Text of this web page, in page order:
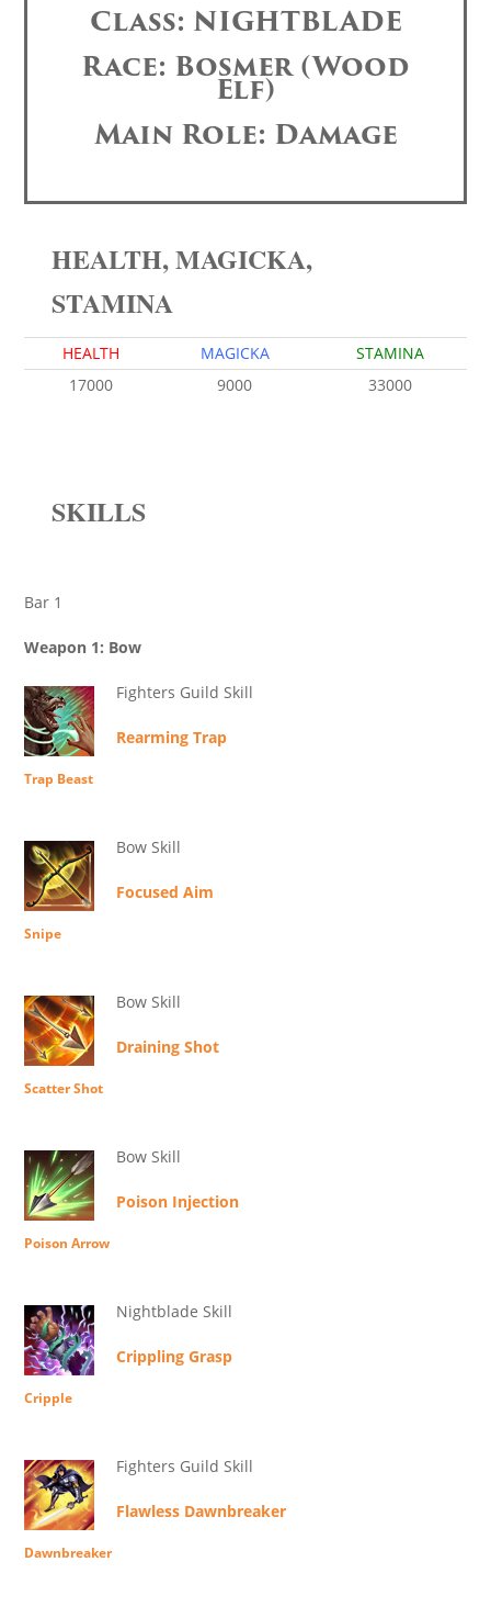
Class: NIGHTBLADE
Race: Bosmer (Wood
Elf)
Main Role: Damage
HEALTH, MAGICKA,
STAMINA
HEALTH MAGICKA
STAMINA
17000
9000 33000
SKILLS
Bar 1
Weapon 1: Bow
Fighters Guild Skill
Rearming Trap
Trap Beast
Bow Skill
Focused Aim
Snipe
Bow Skill
Draining Shot
Scatter Shot
Bow Skill
Poison Injection
Poison Arrow
Nightblade Skill
Crippling Grasp
Cripple
Fighters Guild Skill
Flawless Dawnbreaker
Dawnbreaker